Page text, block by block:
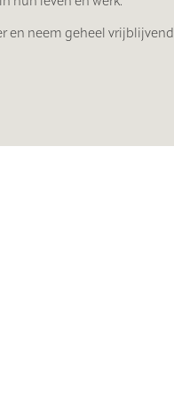
en neem geheel vrijblijvend